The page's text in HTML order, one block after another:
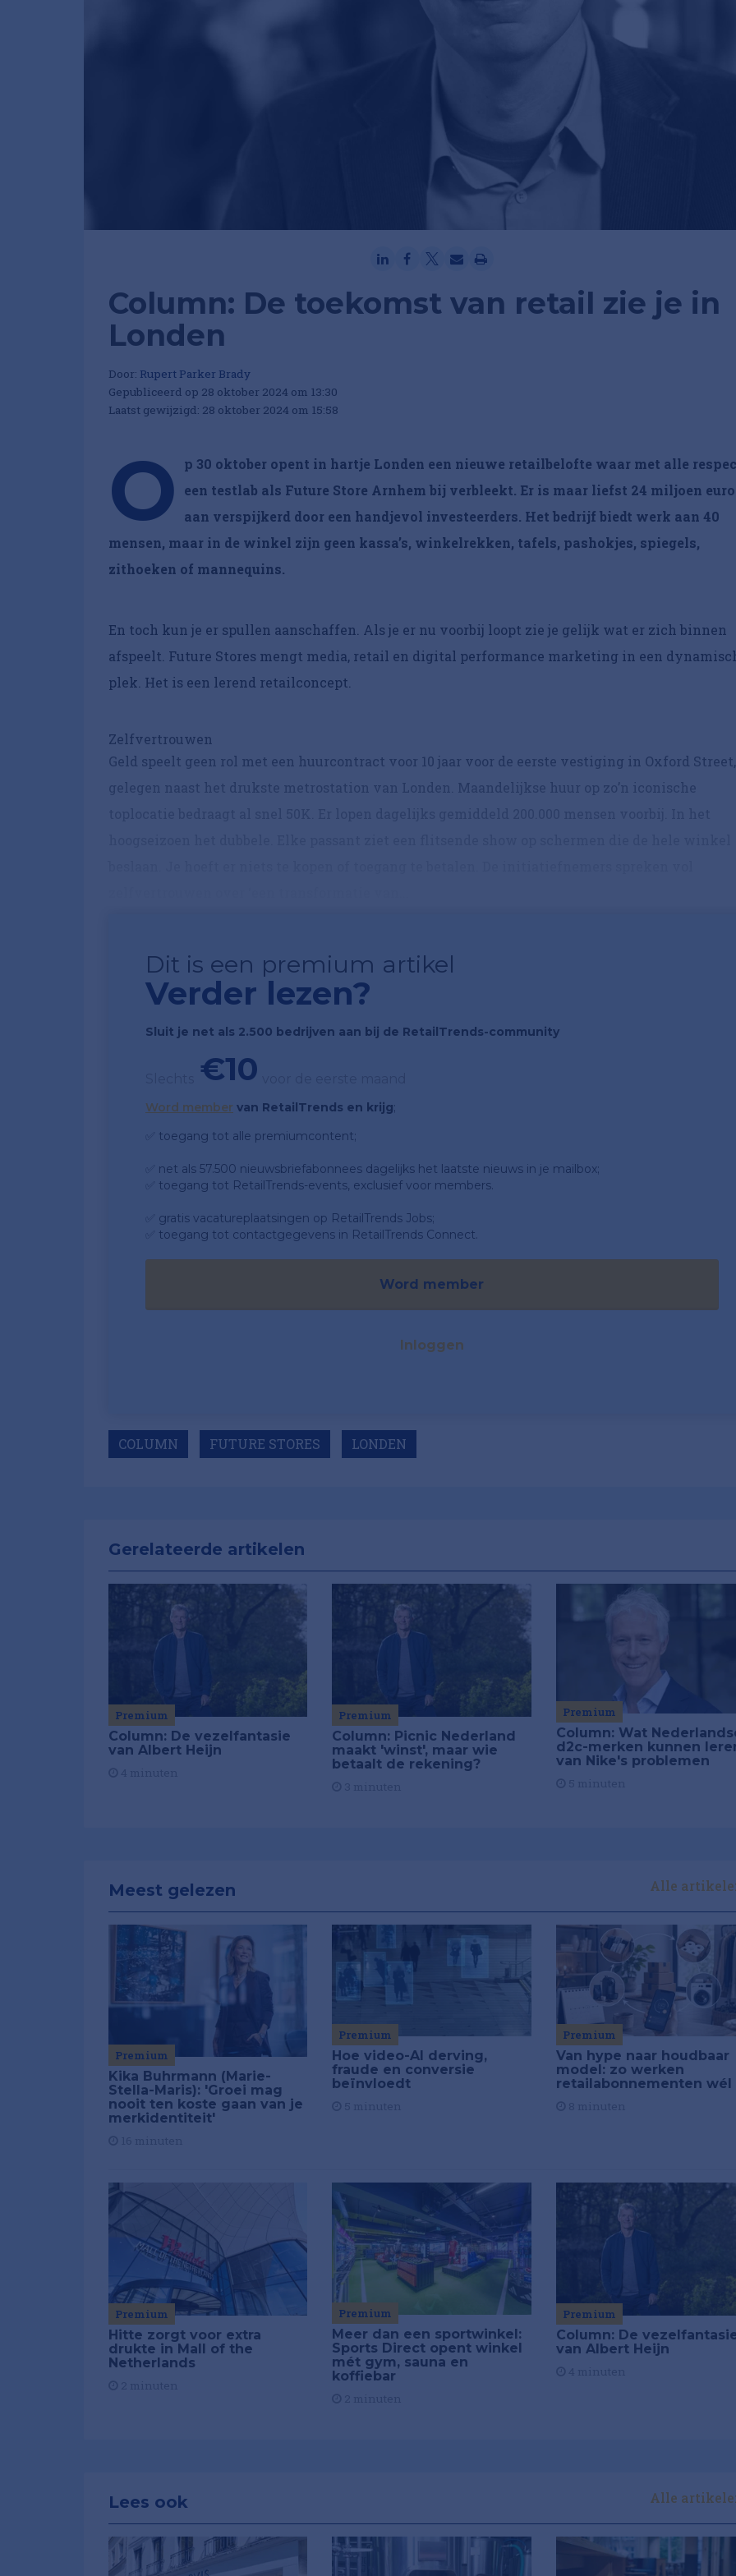
Column: De toekomst van retail zie je in
Londen
Door: Rupert Parker Brady
Gepubliceerd op 28 oktober 2024 om 13:30
Laatst gewijzigd: 28 oktober 2024 om 15:58
O
p 30 oktober opent in hartje Londen een nieuwe retailbelofte waar met alle
een testlab als Future Store Arnhem bij verbleekt. Er is maar liefst 24 miljoen euro
aan verspijkerd door een handjevol investeerders. Het bedrijf biedt werk aan 40
mensen, maar in de winkel zijn geen kassa’s, winkelrekken, tafels, pashokjes, spiegels,
zithoeken of mannequins.
En toch kun je er spullen aanschaffen. Als je er nu voorbij loopt zie je gelijk wat er zich binnen
afspeelt. Future Stores mengt media, retail en digital performance marketing in een
plek. Het is een lerend retailconcept.
Zelfvertrouwen
Geld speelt geen rol met een huurcontract voor 10 jaar voor de eerste vestiging in Oxford Street,
gelegen naast het drukste metrostation van Londen. Maandelijkse huur op zo’n iconische
Dit is een premium artikel
Verder lezen?
Sluit je net als 2.500 bedrijven aan bij de RetailTrends-community
€10
Word member van RetailTrends en krijg;
✅ toegang tot alle premiumcontent;
✅ net als 57.500 nieuwsbriefabonnees dagelijks het laatste nieuws in je mailbox;
✅ toegang tot RetailTrends-events, exclusief voor members.
✅ gratis vacatureplaatsingen op RetailTrends Jobs;
✅ toegang tot contactgegevens in RetailTrends Connect.
Word member
Inloggen
COLUMN FUTURE STORES LONDEN
Gerelateerde artikelen
Premium
Column: De vezelfantasie
van Albert Heijn
Premium
Column: Picnic Nederland
maakt 'winst', maar wie
betaalt de rekening?
Premium
Column: Wat
d2c-merken kunnen
van Nike's problemen
Meest gelezen Alle
Premium
Kika Buhrmann (Marie-
Stella-Maris): 'Groei mag
nooit ten koste gaan van je
merkidentiteit'
Premium
Hoe video-AI derving,
fraude en conversie
beïnvloedt
Premium
Van hype naar houdbaar
model: zo werken
retailabonnementen wél
Premium
Hitte zorgt voor extra
drukte in Mall of the
Netherlands
Premium
Meer dan een sportwinkel:
Sports Direct opent winkel
mét gym, sauna en
koffiebar
Premium
Column: De
van Albert Heijn
Lees ook Alle